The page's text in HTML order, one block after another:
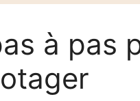
à pas